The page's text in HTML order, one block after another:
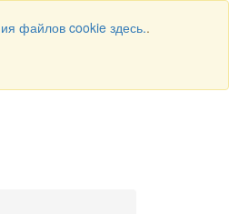
Всего рецептов 1064
файлов cookie здесь..